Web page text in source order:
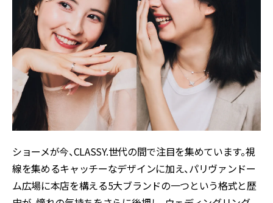
ショーメが今、CLASSY.世代の間で注目を集めています。視
線を集めるキャッチーなデザインに加え、パリヴァンドー
ム広場に本店を構える5大ブランドの一つという格式と歴